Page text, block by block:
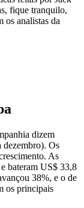
fique tranquilo,
os analistas da
dizem
dezembro). Os
As
bateram US$ 33,8
38%, e o de
os principais